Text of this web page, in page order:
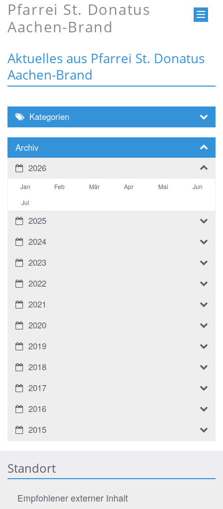
Pfarrei St. Donatus
Aachen-Brand
Aktuelles aus Pfarrei St. Donatus
Aachen-Brand
Kategorien
Archiv
2026
Jan Feb Mär Apr Mai
Jun
Jul
2025
2024
2023
2022
2021
2020
2019
2018
2017
2016
2015
Standort
Empfohlener externer Inhalt